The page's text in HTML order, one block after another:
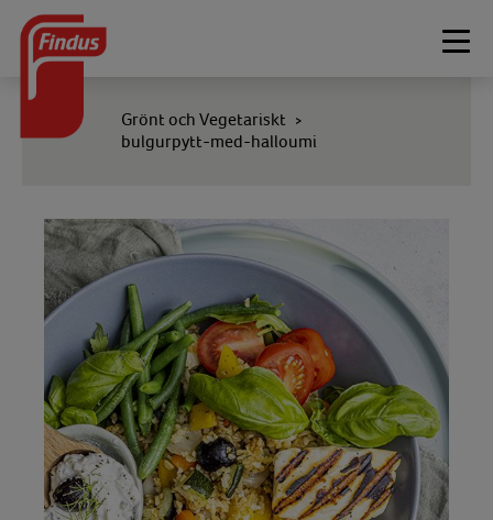
Grönt och Vegetariskt >
bulgurpytt-med-halloumi